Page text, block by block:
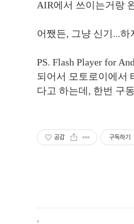
AIR에서 쓰이는거랑
어쨌든, 그냥 신기...
PS. Flash Player for
되어서 모토로이에서
다고 하는데, 한번 구
공감 구독하기
,